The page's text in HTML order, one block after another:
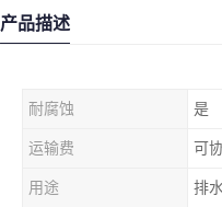
产品描述
耐腐蚀 是
运输费 可
用途 排